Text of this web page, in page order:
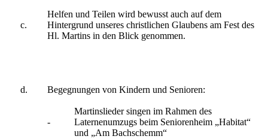
c.
Helfen und Teilen wird bewusst auch auf dem
Hintergrund unseres christlichen Glaubens am Fest des
Hl. Martins in den Blick genommen.
d. Begegnungen von Kindern und Senioren:
-
Martinslieder singen im Rahmen des
Laternenumzugs beim Seniorenheim „Habitat“
und „Am Bachschemm“